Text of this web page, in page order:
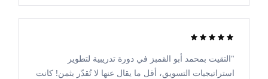
"التقيت بمحمد أبو القمبز في دورة تدريبية لتطوير
استراتيجيات التسويق، أقل ما يقال عنها لا تُقدّر بثمن! كانت